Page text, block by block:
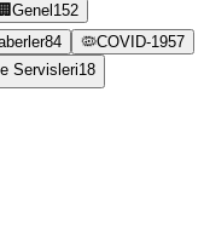
🏢 Genel 152
84 🦠COVID-1957
Servisleri18